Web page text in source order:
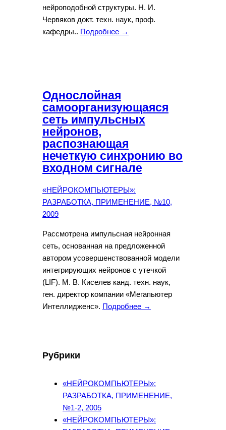
нейроподобной структуры. Н. И.
Червяков докт. техн. наук, проф.
кафедры.. Подробнее →
Однослойная
самоорганизующаяся
сеть импульсных
нейронов,
распознающая
нечеткую синхронию во
входном сигнале
«НЕЙРОКОМПЬЮТЕРЫ»:
РАЗРАБОТКА, ПРИМЕНЕНИЕ, №10,
2009
Рассмотрена импульсная нейронная
сеть, основанная на предложенной
автором усовершенствованной модели
интегрирующих нейронов с утечкой
(LIF). М. В. Киселев канд. техн. наук,
ген. директор компании «Мегапьютер
Интеллидженс». Подробнее →
Рубрики
«НЕЙРОКОМПЬЮТЕРЫ»:
РАЗРАБОТКА, ПРИМЕНЕНИЕ,
№1-2, 2005
«НЕЙРОКОМПЬЮТЕРЫ»: